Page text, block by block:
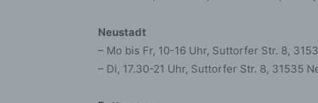
Neustadt
– Mo bis Fr, 10-16 Uhr, Suttorfer Str. 8,
– Di, 17.30-21 Uhr, Suttorfer Str. 8, 31535